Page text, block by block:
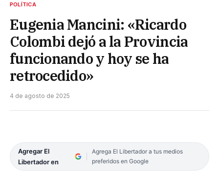
POLÍTICA
Eugenia Mancini: «Ricardo
Colombi dejó a la Provincia
funcionando y hoy se ha
retrocedido»
4 de agosto de 2025
Agregar El
Libertador en
Agrega El Libertador a tus medios
preferidos en Google